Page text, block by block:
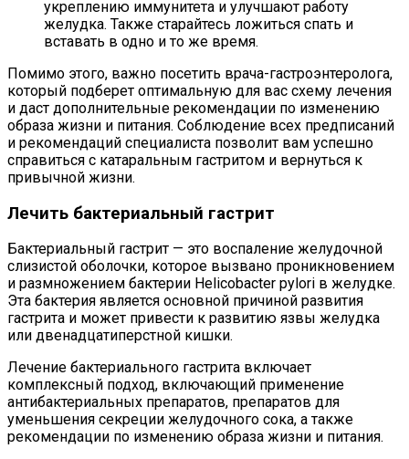
укреплению иммунитета и улучшают работу
желудка. Также старайтесь ложиться спать и
вставать в одно и то же время.
Помимо этого, важно посетить врача-гастроэнтеролога,
который подберет оптимальную для вас схему лечения
и даст дополнительные рекомендации по изменению
образа жизни и питания. Соблюдение всех предписаний
и рекомендаций специалиста позволит вам успешно
справиться с катаральным гастритом и вернуться к
привычной жизни.
Лечить бактериальный гастрит
Бактериальный гастрит — это воспаление желудочной
слизистой оболочки, которое вызвано проникновением
и размножением бактерии Helicobacter pylori в желудке.
Эта бактерия является основной причиной развития
гастрита и может привести к развитию язвы желудка
или двенадцатиперстной кишки.
Лечение бактериального гастрита включает
комплексный подход, включающий применение
антибактериальных препаратов, препаратов для
уменьшения секреции желудочного сока, а также
рекомендации по изменению образа жизни и питания.